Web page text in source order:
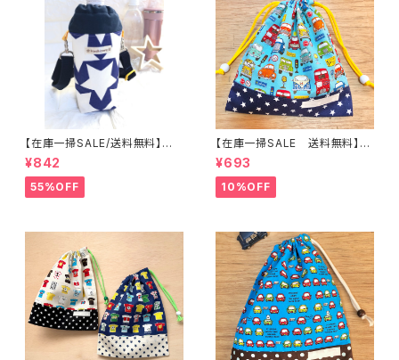
【在庫一掃SALE/送料無料】洗
える保温保冷ペットボトルカバー
＆水筒ホルダー【星柄】子供用★
PS.3637｜通園用のかわいい
トートバッグや子供スモックHos
¥842
55%OFF
【在庫一掃SALE 送料無料】巾
着袋(小)21×20cmブルー【レト
ロカー柄】★ KU.383940 男
の子 くるま 車｜通園通学用の
かわいい巾着袋や入園オーダー
¥693
10%OFF